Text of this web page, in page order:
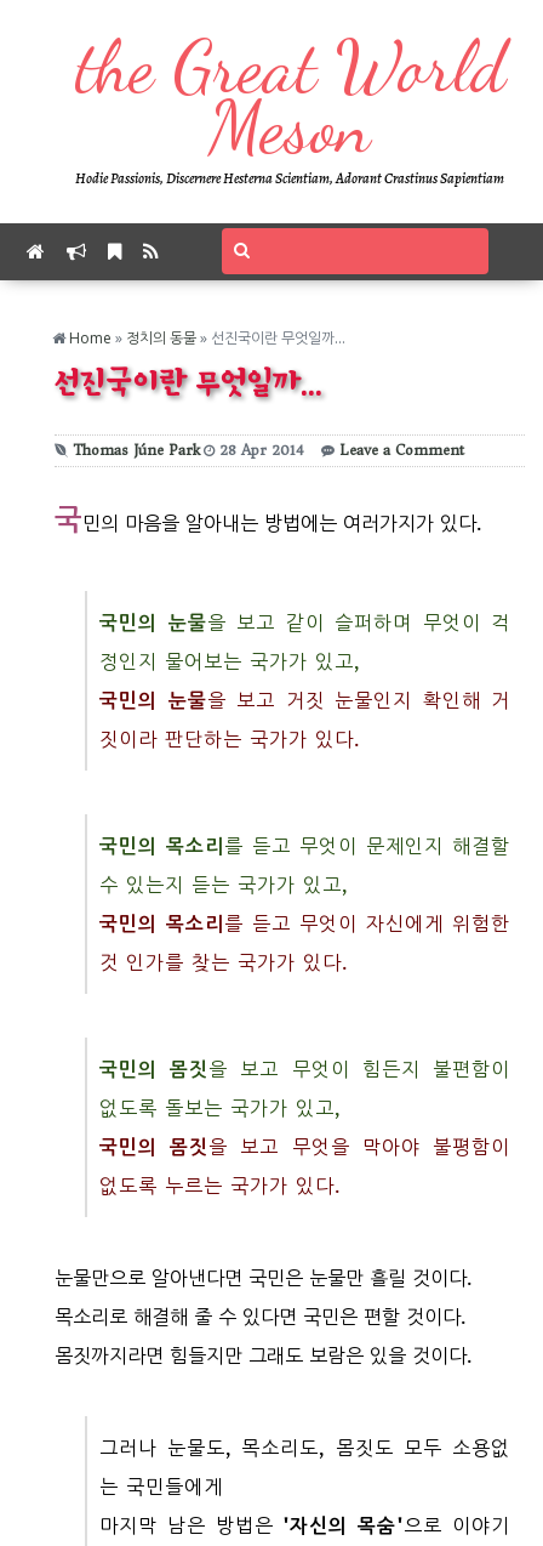
the Great World
Meson
Hodie Passionis, Discernere Hesterna Scientiam, Adorant Crastinus Sapientiam
Home » 정치의 동물» 선진국이란 무엇일까...
선진국이란 무엇일까...
Thomas Júne Park 28 Apr 2014 Leave a Comment
국민의 마음을 알아내는 방법에는 여러가지가 있다.
국민의 눈물을 보고 같이 슬퍼하며 무엇이 걱
정인지 물어보는 국가가 있고,
국민의 눈물을 보고 거짓 눈물인지 확인해 거
짓이라 판단하는 국가가 있다.
국민의 목소리 를 듣고 무엇이 문제인지 해결할
수 있는지 듣는 국가가 있고,
국민의 목소리 를 듣고 무엇이 자신에게 위험한
것 인가를 찾는 국가가 있다.
국민의 몸짓 을 보고 무엇이 힘든지 불편함이
없도록 돌보는 국가가 있고,
국민의 몸짓 을 보고 무엇을 막아야 불평함이
없도록 누르는 국가가 있다.
눈물만으로 알아낸다면 국민은 눈물만 흘릴 것이다.
목소리로 해결해 줄 수 있다면 국민은 편할 것이다.
몸짓까지라면 힘들지만 그래도 보람은 있을 것이다.
그러나 눈물도, 목소리도, 몸짓도 모두 소용없
는 국민들에게
마지막 남은 방법은 '자신의 목숨'으로 이야기